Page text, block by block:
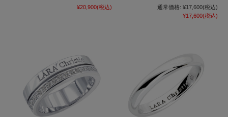
¥20,900(税込) 通常価格: ¥17,600(税込)
¥17,600(税込)